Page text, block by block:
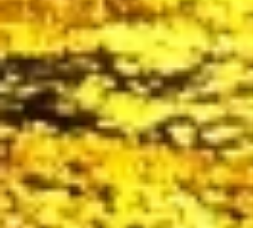
ました。 その、モニュメントをみながら車を走ら
せると、涙が溢れ出てきて胸がとても締め付けら
れました。そのモニュメントは私には敬礼をしい
る、兵隊さんに見えて仕方なかったです。 次の日
１００歳のおばあちゃんに会い